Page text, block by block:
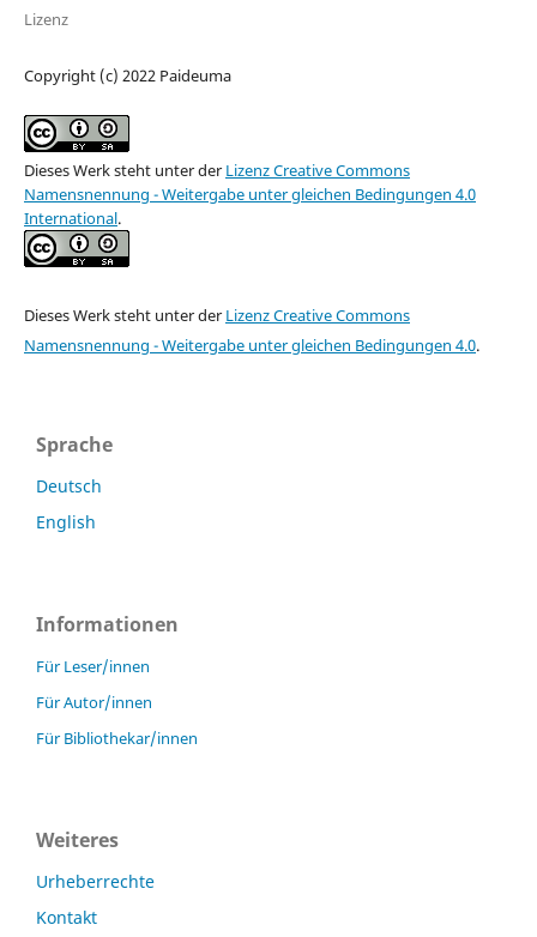
Lizenz
Copyright (c) 2022 Paideuma
Dieses Werk steht unter der Lizenz Creative Commons
Namensnennung - Weitergabe unter gleichen Bedingungen 4.0
International.
Dieses Werk steht unter der Lizenz Creative Commons
Namensnennung - Weitergabe unter gleichen Bedingungen 4.0.
Sprache
Deutsch
English
Informationen
Für Leser/innen
Für Autor/innen
Für Bibliothekar/innen
Weiteres
Urheberrechte
Kontakt